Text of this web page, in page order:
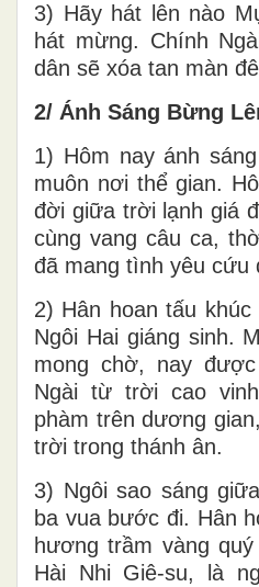
3) Hãy hát lên nào
hát mừng. Chính
dân sẽ xóa tan màn
2/ Ánh Sáng Bừng
1) Hôm nay ánh
muôn nơi thể gian.
đời giữa trời lạnh giá
cùng vang câu ca,
đã mang tình yêu cứu
2) Hân hoan tấu
Ngôi Hai giáng sinh.
mong chờ, nay
Ngài từ trời cao
phàm trên dương
trời trong thánh ân.
3) Ngôi sao sáng
ba vua bước đi. Hân
hương trầm vàng
Hài Nhi Giê-su, là